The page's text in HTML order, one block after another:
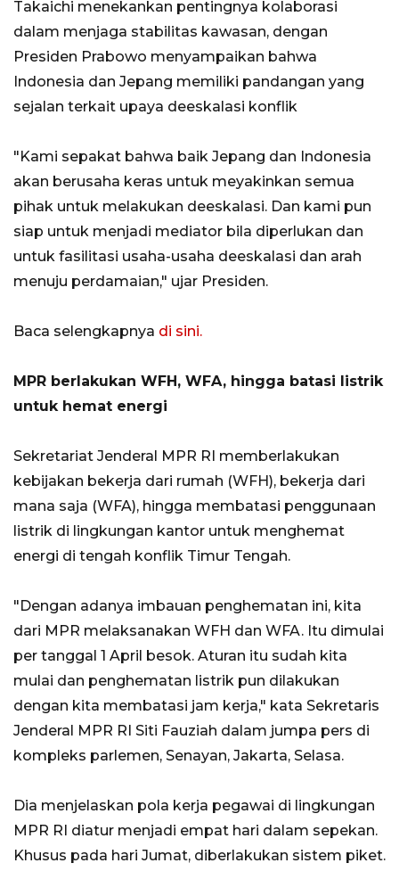
Takaichi menekankan pentingnya kolaborasi
dalam menjaga stabilitas kawasan, dengan
Presiden Prabowo menyampaikan bahwa
Indonesia dan Jepang memiliki pandangan yang
sejalan terkait upaya deeskalasi konflik
"Kami sepakat bahwa baik Jepang dan Indonesia
akan berusaha keras untuk meyakinkan semua
pihak untuk melakukan deeskalasi. Dan kami pun
siap untuk menjadi mediator bila diperlukan dan
untuk fasilitasi usaha-usaha deeskalasi dan arah
menuju perdamaian," ujar Presiden.
Baca selengkapnya di sini.
MPR berlakukan WFH, WFA, hingga batasi listrik
untuk hemat energi
Sekretariat Jenderal MPR RI memberlakukan
kebijakan bekerja dari rumah (WFH), bekerja dari
mana saja (WFA), hingga membatasi penggunaan
listrik di lingkungan kantor untuk menghemat
energi di tengah konflik Timur Tengah.
"Dengan adanya imbauan penghematan ini, kita
dari MPR melaksanakan WFH dan WFA. Itu dimulai
per tanggal 1 April besok. Aturan itu sudah kita
mulai dan penghematan listrik pun dilakukan
dengan kita membatasi jam kerja," kata Sekretaris
Jenderal MPR RI Siti Fauziah dalam jumpa pers di
kompleks parlemen, Senayan, Jakarta, Selasa.
Dia menjelaskan pola kerja pegawai di lingkungan
MPR RI diatur menjadi empat hari dalam sepekan.
Khusus pada hari Jumat, diberlakukan sistem piket.